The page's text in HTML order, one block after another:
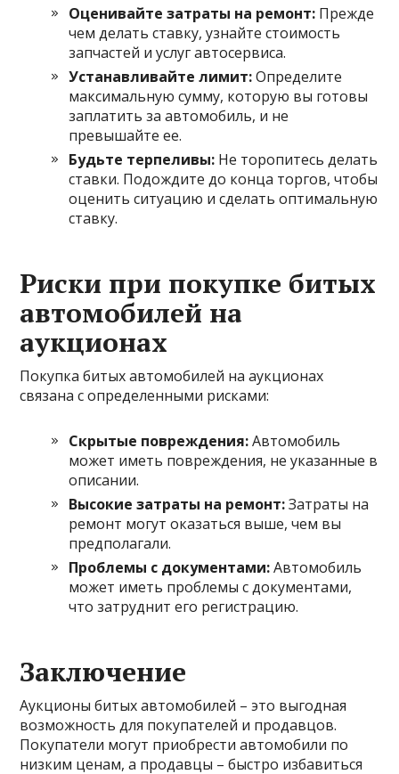
Оценивайте затраты на ремонт: Прежде
чем делать ставку, узнайте стоимость
запчастей и услуг автосервиса.
Устанавливайте лимит:Определите
максимальную сумму, которую вы готовы
заплатить за автомобиль, и не
превышайте ее.
Будьте терпеливы: Не торопитесь делать
ставки. Подождите до конца торгов, чтобы
оценить ситуацию и сделать оптимальную
ставку.
Риски при покупке битых
автомобилей на
аукционах
Покупка битых автомобилей на аукционах
связана с определенными рисками:
Скрытые повреждения:Автомобиль
может иметь повреждения, не указанные в
описании.
Высокие затраты на ремонт:Затраты на
ремонт могут оказаться выше, чем вы
предполагали.
Проблемы с документами:Автомобиль
может иметь проблемы с документами,
что затруднит его регистрацию.
Заключение
Аукционы битых автомобилей – это выгодная
возможность для покупателей и продавцов.
Покупатели могут приобрести автомобили по
низким ценам, а продавцы – быстро избавиться